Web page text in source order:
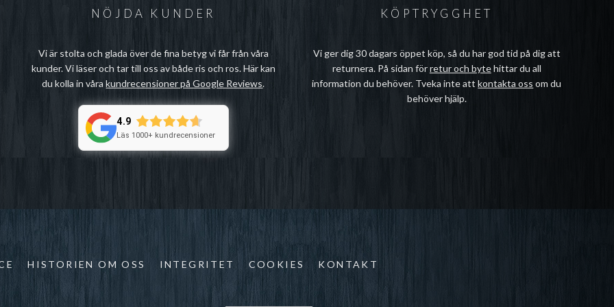
NÖJDA KUNDER
Vi är stolta och glada över de fina betyg vi får från våra
kunder. Vi läser och tar till oss av både ris och ros. Här kan
du kolla in vårakundrecensioner på Google Reviews.
4.9
Läs 1000+ kundrecensioner
KÖPTRYGGHET
Vi ger dig 30 dagars öppet köp, så du har god tid på dig att
returnera. På sidan förretur och bytehittar du all
information du behöver. Tveka inte attkontakta oss om du
behöver hjälp.
HISTORIEN OM OSS INTEGRITET COOKIES KONTAKT